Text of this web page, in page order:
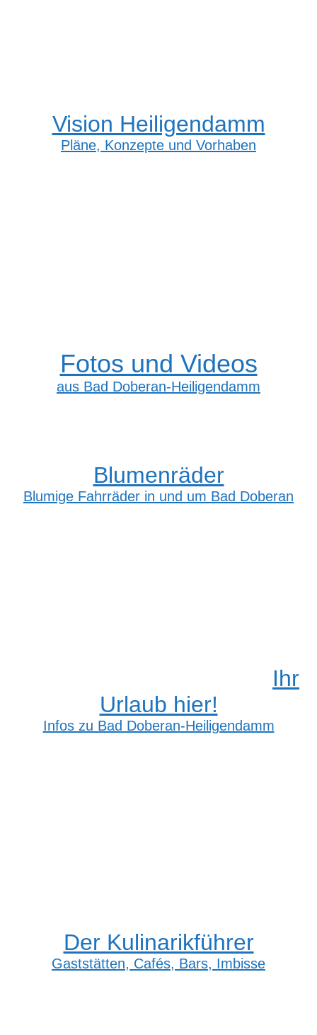
Vision Heiligendamm
Pläne, Konzepte und Vorhaben
Fotos und Videos
aus Bad Doberan-Heiligendamm
Blumenräder
Blumige Fahrräder in und um Bad Doberan
Ihr
Urlaub hier!
Infos zu Bad Doberan-Heiligendamm
Der Kulinarikführer
Gaststätten, Cafés, Bars, Imbisse